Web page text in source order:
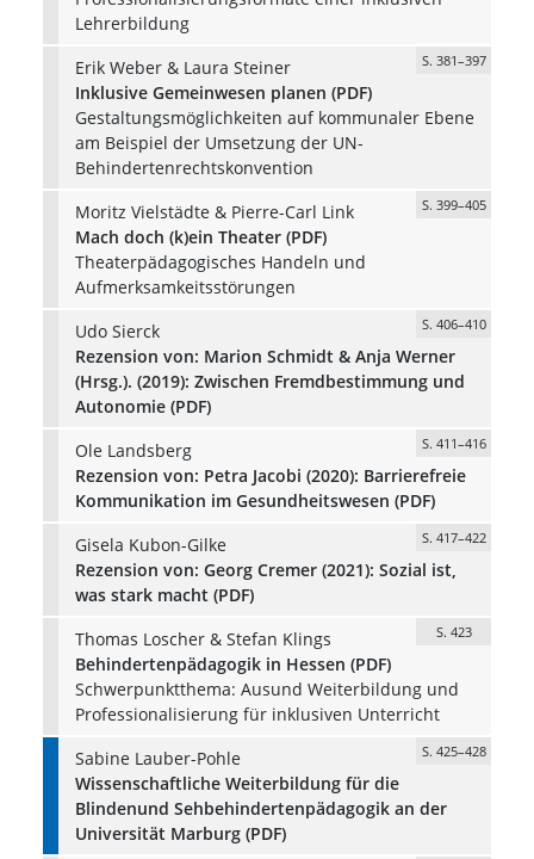
Lehrerbildung
Erik Weber & Laura Steiner
S. 381–397
Inklusive Gemeinwesen planen (PDF)
Gestaltungsmöglichkeiten auf kommunaler Ebene
am Beispiel der Umsetzung der UN-
Behindertenrechtskonvention
Moritz Vielstädte & Pierre-Carl Link
S. 399–405
Mach doch (k)ein Theater (PDF)
Theaterpädagogisches Handeln und
Aufmerksamkeitsstörungen
Udo Sierck
S. 406–410
Rezension von: Marion Schmidt & Anja Werner
(Hrsg.). (2019): Zwischen Fremdbestimmung und
Autonomie (PDF)
Ole Landsberg
S. 411–416
Rezension von: Petra Jacobi (2020): Barrierefreie
Kommunikation im Gesundheitswesen (PDF)
Gisela Kubon-Gilke
S. 417–422
Rezension von: Georg Cremer (2021): Sozial ist,
was stark macht (PDF)
Thomas Loscher & Stefan Klings
S. 423
Behindertenpädagogik in Hessen (PDF)
Schwerpunktthema: Ausund Weiterbildung und
Professionalisierung für inklusiven Unterricht
Sabine Lauber-Pohle
S. 425–428
Wissenschaftliche Weiterbildung für die
Blindenund Sehbehindertenpädagogik an der
Universität Marburg (PDF)